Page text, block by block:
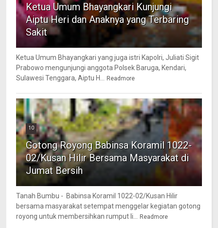
Ketua Umum Bhayangkari Kunjungi
Aiptu Heri dan Anaknya yang Terbaring
Sakit
Ketua Umum Bhayangkari yang juga istri Kapolri, Juliati Sigit
Prabowo mengunjungi anggota Polsek Baruga, Kendari,
Sulawesi Tenggara, Aiptu H...
Readmore
10
Gotong Royong Babinsa Koramil 1022-
02/Kusan Hilir Bersama Masyarakat di
Jumat Bersih
Tanah Bumbu - Babinsa Koramil 1022-02/Kusan Hilir
bersama masyarakat setempat menggelar kegiatan gotong
royong untuk membersihkan rumput li...
Readmore